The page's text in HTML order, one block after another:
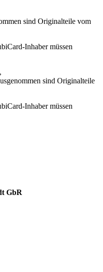
sind Originalteile vom
Inhaber müssen
sind Originalteile
Inhaber müssen
GbR